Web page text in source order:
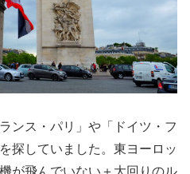
ンス・パリ」や「ドイツ・フ
探していました。東ヨーロッ